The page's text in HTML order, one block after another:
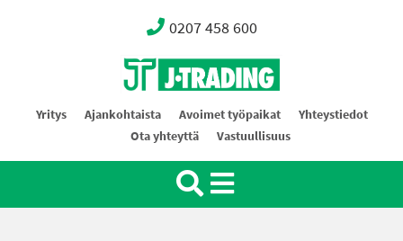
0207 458 600
Oy J-Trading Ab
Yritys Ajankohtaista Avoimet työpaikat
Yhteystiedot
Ota yhteyttä
Vastuullisuus